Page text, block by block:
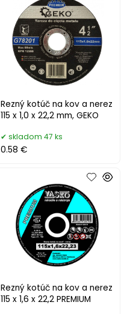
Rezný kotúč na kov a nerez
115 x 1,0 x 22,2 mm, GEKO
skladom 47 ks
0.58 €
Rezný kotúč na kov a nerez
115 x 1,6 x 22,2 PREMIUM